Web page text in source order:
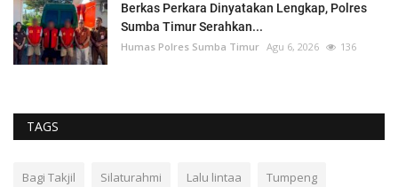
Berkas Perkara Dinyatakan Lengkap, Polres
Sumba Timur Serahkan...
Humas Polres Sumba Timur Agu 6, 2026 136
TAGS
Bagi Takjil Silaturahmi Lalu lintaa Tumpeng